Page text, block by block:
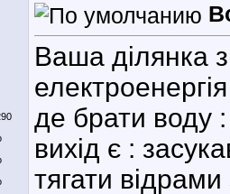
Ваша ділянка
де брати воду :
вихід є :
тягати відрами